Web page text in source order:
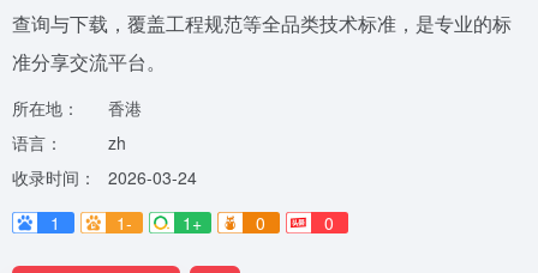
查询与下载，覆盖工程规范等全品类技术标准，是专业的标
准分享交流平台。
所在地：
香港
语言：
zh
收录时间：
2026-03-24
1
1- 1+ 0 0